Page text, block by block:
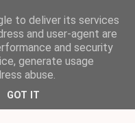
to deliver its services
and user-agent are
and security
generate usage
abuse.
GOT IT